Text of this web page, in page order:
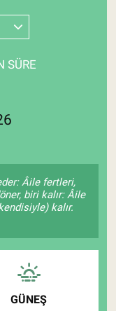
SÜRE
Âile fertleri,
biri kalır: Âile
kalır.
GÜNEŞ